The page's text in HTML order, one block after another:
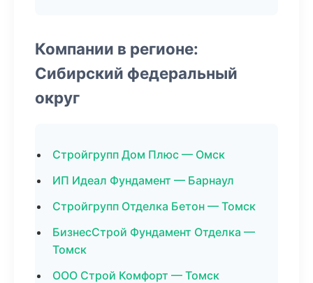
Компании в регионе:
Сибирский федеральный
округ
Стройгрупп Дом Плюс — Омск
ИП Идеал Фундамент — Барнаул
Стройгрупп Отделка Бетон — Томск
БизнесСтрой Фундамент Отделка —
Томск
ООО Строй Комфорт — Томск